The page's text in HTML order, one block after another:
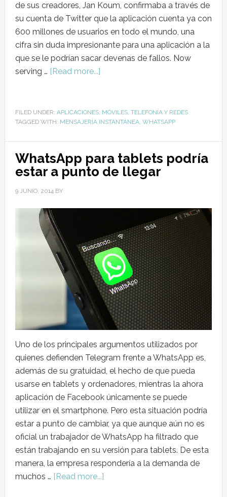
de sus creadores, Jan Koum, confirmaba a través de
su cuenta de Twitter que la aplicación cuenta ya con
600 millones de usuarios en todo el mundo, una
cifra sin duda impresionante para una aplicación a la
que se le podrían sacar devenas de fallos. Now
serving … [Read more...]
FILED UNDER: APLICACIONES, MÓVILES, TELEFONÍA Y REDES
TAGGED WITH: MENSAJERÍA INSTANTÁNEA, WHATSAPP
WhatsApp para tablets podría
estar a punto de llegar
9 JUNIO, 2014BY
Uno de los principales argumentos utilizados por
quienes defienden Telegram frente a WhatsApp es,
además de su gratuidad, el hecho de que pueda
usarse en tablets y ordenadores, mientras la ahora
aplicación de Facebook únicamente se puede
utilizar en el smartphone. Pero esta situación podría
estar a punto de cambiar, ya que aunque aún no es
oficial un trabajador de WhatsApp ha filtrado que
están trabajando en su versión para tablets. De esta
manera, la empresa respondería a la demanda de
muchos … [Read more...]